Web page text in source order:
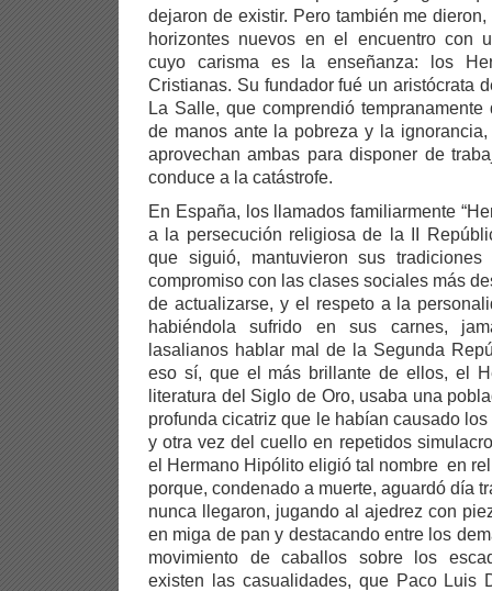
dejaron de existir. Pero también me
horizontes nuevos en el encuentro con
cuyo carisma es la enseñanza: los
Cristianas. Su fundador fué un aristócrata
La Salle, que comprendió tempranamente
de manos ante la pobreza y la
aprovechan ambas para disponer de
conduce a la catástrofe.
En España, los llamados familiarmente
a la persecución religiosa de la II
que siguió, mantuvieron sus
compromiso con las clases sociales más
de actualizarse, y el respeto a la
habiéndola sufrido en sus carnes,
lasalianos hablar mal de la Segunda
eso sí, que el más brillante de ellos, el
literatura del Siglo de Oro, usaba una
profunda cicatriz que le habían causado
y otra vez del cuello en repetidos
el Hermano Hipólito eligió tal nombre en
porque, condenado a muerte, aguardó día
nunca llegaron, jugando al ajedrez con
en miga de pan y destacando entre los
movimiento de caballos sobre los
existen las casualidades, que Paco Luis